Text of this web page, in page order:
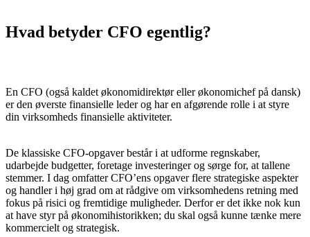
Hvad betyder CFO egentlig?
En CFO (også kaldet økonomidirektør eller økonomichef på dansk)
er den øverste finansielle leder og har en afgørende rolle i at styre
din virksomheds finansielle aktiviteter.
De klassiske CFO-opgaver består i at udforme regnskaber,
udarbejde budgetter, foretage investeringer og sørge for, at tallene
stemmer. I dag omfatter CFO’ens opgaver flere strategiske aspekter
og handler i høj grad om at rådgive om virksomhedens retning med
fokus på risici og fremtidige muligheder. Derfor er det ikke nok kun
at have styr på økonomihistorikken; du skal også kunne tænke mere
kommercielt og strategisk.